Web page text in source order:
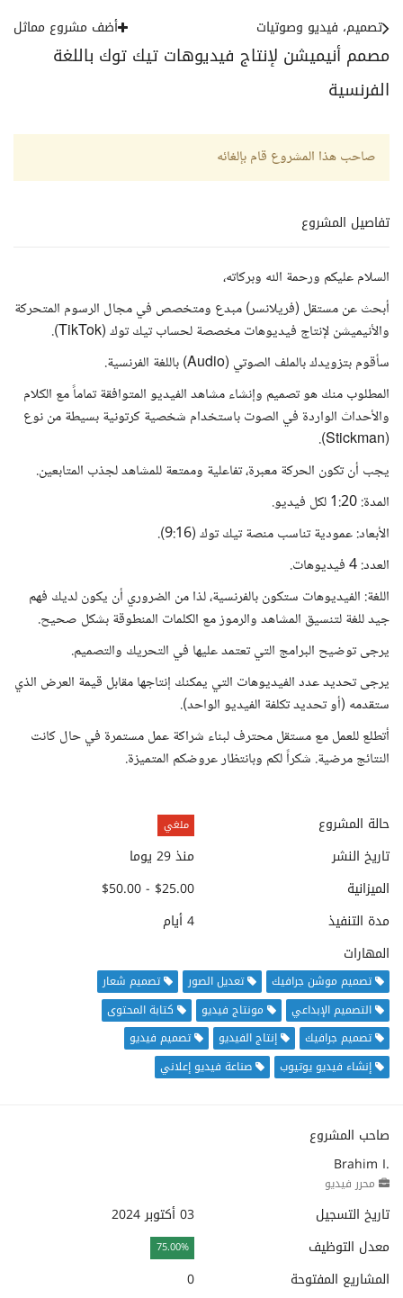
مصمم أنيميشن لإنتاج فيديوهات تيك توك باللغة
الفرنسية
تصميم، فيديو وصوتيات أضف مشروع مماثل
صاحب هذا المشروع قام بإلغائه
تفاصيل المشروع
السلام عليكم ورحمة الله وبركاته،
أبحث عن مستقل (فريلانسر) مبدع ومتخصص في مجال الرسوم المتحركة
والأنيميشن لإنتاج فيديوهات مخصصة لحساب تيك توك (TikTok).
سأقوم بتزويدك بالملف الصوتي (Audio) باللغة الفرنسية.
المطلوب منك هو تصميم وإنشاء مشاهد الفيديو المتوافقة تماماً مع الكلام
والأحداث الواردة في الصوت باستخدام شخصية كرتونية بسيطة من نوع
(Stickman).
يجب أن تكون الحركة معبرة، تفاعلية وممتعة للمشاهد لجذب المتابعين.
المدة: 1:20 لكل فيديو.
الأبعاد: عمودية تناسب منصة تيك توك (9:16).
العدد: 4 فيديوهات.
اللغة: الفيديوهات ستكون بالفرنسية، لذا من الضروري أن يكون لديك فهم
جيد للغة لتنسيق المشاهد والرموز مع الكلمات المنطوقة بشكل صحيح.
يرجى توضيح البرامج التي تعتمد عليها في التحريك والتصميم.
يرجى تحديد عدد الفيديوهات التي يمكنك إنتاجها مقابل قيمة العرض الذي
ستقدمه (أو تحديد تكلفة الفيديو الواحد).
أتطلع للعمل مع مستقل محترف لبناء شراكة عمل مستمرة في حال كانت
النتائج مرضية. شكراً لكم وبانتظار عروضكم المتميزة.
حالة المشروع ملغي
تاريخ النشر
منذ 29 يوما
الميزانية
$25.00 - $50.00
مدة التنفيذ
4 أيام
المهارات
تصميم موشن جرافيك تعديل الصور
تصميم شعار
التصميم الإبداعي
مونتاج فيديو
كتابة المحتوى
تصميم جرافيك
إنتاج الفيديو
تصميم فيديو
إنشاء فيديو يوتيوب
صناعة فيديو إعلاني
صاحب المشروع
Brahim I.
محرر فيديو
تاريخ التسجيل
03 أكتوبر 2024
معدل التوظيف
75.00%
المشاريع المفتوحة
0